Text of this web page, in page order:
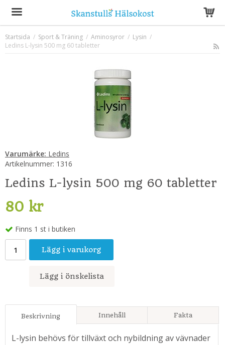
Produkten har blivit tillagd i varukorgen
Startsida / Sport & Träning / Aminosyror / Lysin /
Ledins L-lysin 500 mg 60 tabletter
Varumärke: Ledins
Artikelnummer: 1316
Ledins L-lysin 500 mg 60 tabletter
80 kr
Finns 1 st i butiken
Lägg i varukorg
Lägg i önskelista
Beskrivning Innehåll Fakta
L-lysin behövs för tillväxt och nybildning av vävnader